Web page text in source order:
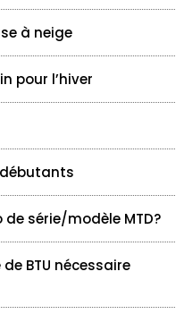
à neige
pour l’hiver
série/modèle MTD?
BTU nécessaire